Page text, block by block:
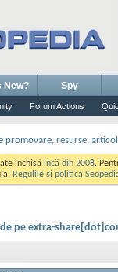
Forum Actions
New? Spy
promovare, resurse,
inchisă incă din 2008.
Regulile si politica
pe extra-